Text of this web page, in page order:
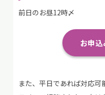
前日のお昼12時〆
お申
また、平日であれば対応